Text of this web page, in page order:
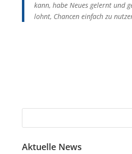
kann, habe Neues gelernt und
lohnt, Chancen einfach zu
Aktuelle News